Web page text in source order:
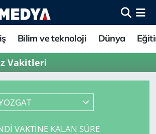
Bilim ve teknoloji Dünya
Vakitleri
VAKTINE KALAN SÜRE